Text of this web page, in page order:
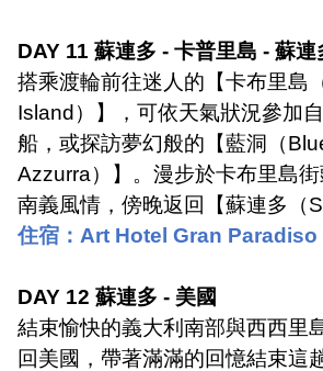
DAY 11 蘇連多 - 卡普里島 - 蘇連
搭乘渡輪前往迷人的【卡布里島
Island ）】，可依天氣狀況參加
船，或探訪夢幻般的【藍洞（
Azzurra）】。漫步於卡布里島
南義風情，傍晚返回【蘇連多（
住宿： Art Hotel Gran
DAY 12 蘇連多 - 美國
結束愉快的義大利南部與西西里
回美國，帶著滿滿的回憶結束這